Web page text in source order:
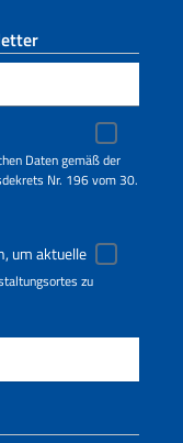
Daten gemäß der
Nr. 196 vom 30.
um aktuelle
zu